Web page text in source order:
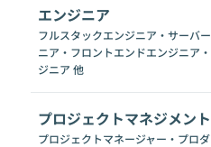
東京都 神奈川県 新潟県 富山県
C# GraphQL
エンジニア
フルスタックエンジニア・サーバ
ニア・フロントエンドエンジニア
ジニア 他
プロジェクトマネジメント
プロジェクトマネージャー・プロ